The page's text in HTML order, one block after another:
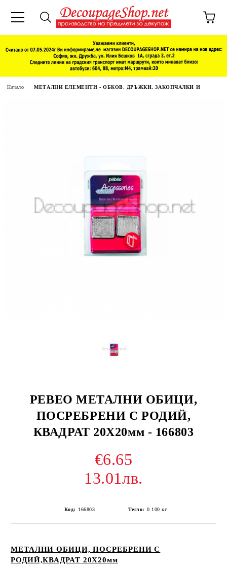
Начало МЕТАЛНИ ЕЛЕМЕНТИ - ОБКОВ, ДРЪЖКИ, ЗАКОПЧАЛКИ И
PEBEO МЕТАЛНИ ОБИЦИ,
ПОСРЕБРЕНИ С РОДИЙ,
КВАДРАТ 20Х20мм - 166803
€6.65
13.01лв.
Код: 166803 Тегло: 0.100 кг
МЕТАЛНИ ОБИЦИ, ПОСРЕБРЕНИ С
РОДИЙ,КВАДРАТ 20Х20мм